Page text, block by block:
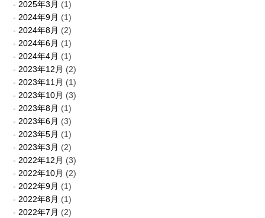
2025年3月 (1)
2024年9月 (1)
2024年8月 (2)
2024年6月 (1)
2024年4月 (1)
2023年12月 (2)
2023年11月 (1)
2023年10月 (3)
2023年8月 (1)
2023年6月 (3)
2023年5月 (1)
2023年3月 (2)
2022年12月 (3)
2022年10月 (2)
2022年9月 (1)
2022年8月 (1)
2022年7月 (2)